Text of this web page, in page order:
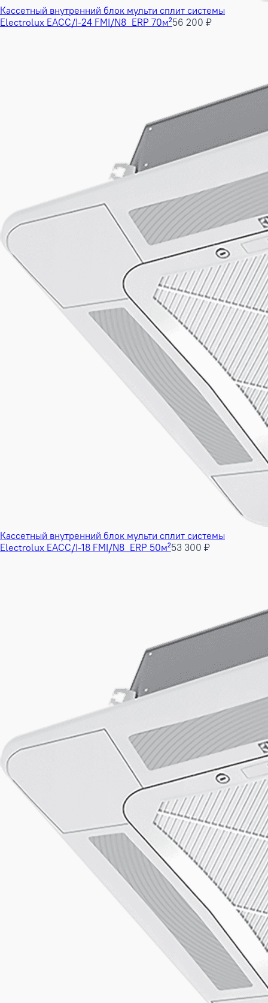
Кассетный внутренний блок мульти сплит системы
Electrolux EACC/I-24 FMI/N8_ERP 70м²56 200 ₽
Кассетный внутренний блок мульти сплит системы
Electrolux EACC/I-18 FMI/N8_ERP 50м²53 300 ₽